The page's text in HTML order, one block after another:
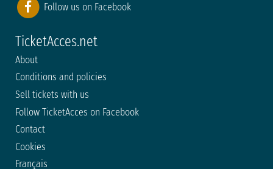
Follow us on Facebook
TicketAcces.net
About
Conditions and policies
Sell tickets with us
Follow TicketAcces on Facebook
Contact
Cookies
Français